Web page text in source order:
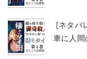
[ネタバ
車に人